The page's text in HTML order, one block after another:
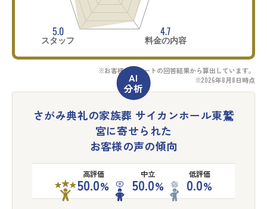
4.7
料金の内容
5.0
スタッフ
※お客様アンケートの回答結果から算出しています。
※2026年8月8日時点
さがみ典礼の家族葬 サイカンホール東鷲
宮に寄せられた
お客様の声の傾向
高評価
50.0%
中立
50.0%
低評価
0.0%